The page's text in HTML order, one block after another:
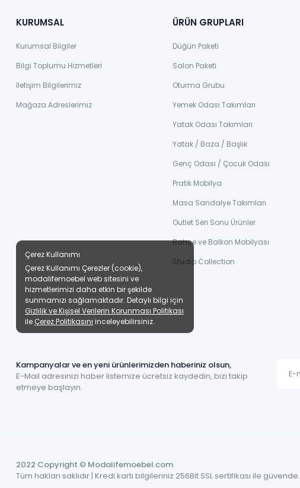
KURUMSAL
Kurumsal Bilgiler
Bilgi Toplumu Hizmetleri
İletişim Bilgilerimiz
Mağaza Adreslerimiz
ÜRÜN GRUPLARI
Düğün Paketi
Salon Paketi
Oturma Grubu
Yemek Odası Takımları
Yatak Odası Takımları
Yatak / Baza / Başlık
Genç Odası / Çocuk Odası
Pratik Mobilya
Masa Sandalye Takımları
Outlet Seri Sonu Ürünler
Bahçe ve Balkon Mobilyası
Studio Collection
Kampanyalar ve en yeni ürünlerimizden haberiniz olsun,
E-Mail adresinizi haber listemize ücretsiz kaydedin, bizi takip
etmeye başlayın.
2022 Copyright © Modalifemoebel.com
Tüm hakları saklıdır | Kredi kartı bilgileriniz 256Bit SSL sertifikası ile güvende.
Çerez Kullanımı
Çerez Kullanımı Çerezler (cookie),
modalifemoebel web sitesini ve
hizmetlerimizi daha etkin bir şekilde
sunmamızı sağlamaktadır. Detaylı bilgi için
Gizlilik ve Kişisel Verilerin Korunması Politikası
ile Çerez Politikasını inceleyebilirsiniz.